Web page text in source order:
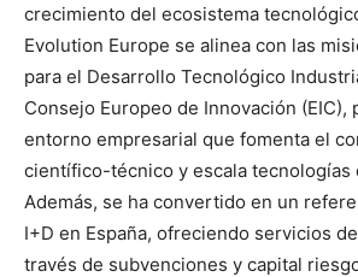
crecimiento del ecosistema
Evolution Europe se alinea con las
para el Desarrollo Tecnológico
Consejo Europeo de Innovación (EIC),
entorno empresarial que fomenta el
científico-técnico y escala tecnologías
Además, se ha convertido en un
I+D en España, ofreciendo servicios
través de subvenciones y capital